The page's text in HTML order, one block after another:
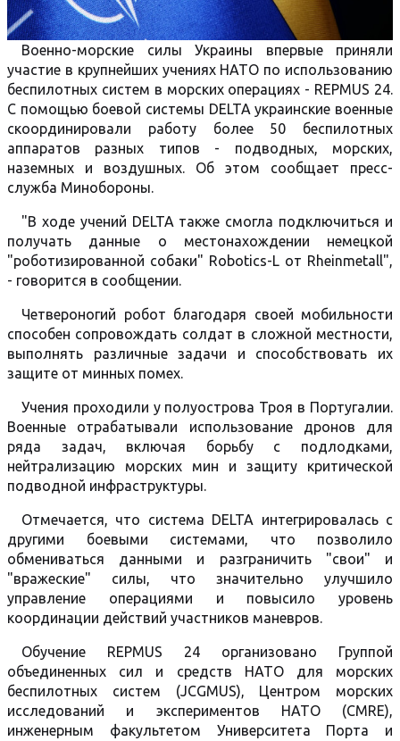
Военно-морские силы Украины впервые приняли
участие в крупнейших учениях НАТО по использованию
беспилотных систем в морских операциях - REPMUS 24.
С помощью боевой системы DELTA украинские военные
скоординировали работу более 50 беспилотных
аппаратов разных типов - подводных, морских,
наземных и воздушных. Об этом сообщает пресс-
служба Минобороны.
"В ходе учений DELTA также смогла подключиться и
получать данные о местонахождении немецкой
"роботизированной собаки" Robotics-L от Rheinmetall",
- говорится в сообщении.
Четвероногий робот благодаря своей мобильности
способен сопровождать солдат в сложной местности,
выполнять различные задачи и способствовать их
защите от минных помех.
Учения проходили у полуострова Троя в Португалии.
Военные отрабатывали использование дронов для
ряда задач, включая борьбу с подлодками,
нейтрализацию морских мин и защиту критической
подводной инфраструктуры.
Отмечается, что система DELTA интегрировалась с
другими боевыми системами, что позволило
обмениваться данными и разграничить "свои" и
"вражеские" силы, что значительно улучшило
управление операциями и повысило уровень
координации действий участников маневров.
Обучение REPMUS 24 организовано Группой
объединенных сил и средств НАТО для морских
беспилотных систем (JCGMUS), Центром морских
исследований и экспериментов НАТО (CMRE),
инженерным факультетом Университета Порта и